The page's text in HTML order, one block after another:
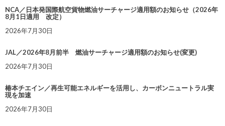
NCA／日本発国際航空貨物燃油サーチャージ適用額のお知らせ（2026年
8月1日適用 改定）
2026年7月30日
JAL／2026年8月前半 燃油サーチャージ適用額のお知らせ(変更)
2026年7月30日
椿本チエイン／再生可能エネルギーを活用し、カーボンニュートラル実
現を加速
2026年7月30日